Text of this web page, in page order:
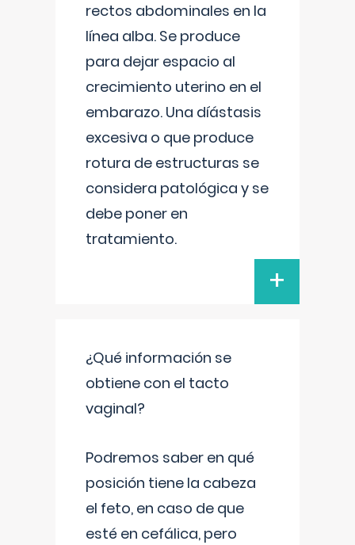
rectos abdominales en la
línea alba. Se produce
para dejar espacio al
crecimiento uterino en el
embarazo. Una díástasis
excesiva o que produce
rotura de estructuras se
considera patológica y se
debe poner en
tratamiento.
+
¿Qué información se
obtiene con el tacto
vaginal?
Podremos saber en qué
posición tiene la cabeza
el feto, en caso de que
esté en cefálica, pero